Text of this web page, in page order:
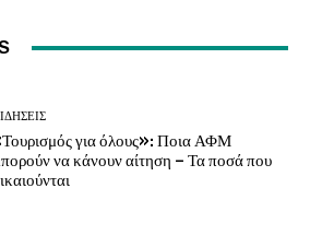
για όλους»: Ποια ΑΦΜ
να κάνουν αίτηση – Τα ποσά που